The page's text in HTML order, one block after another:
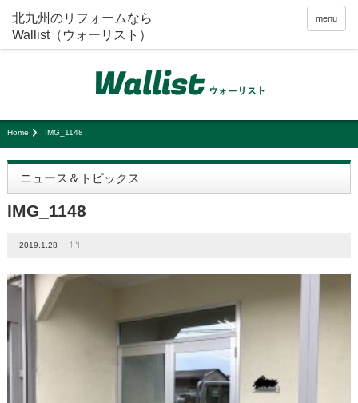
menu
Home IMG_1148
ニュース＆トピックス
IMG_1148
2019.1.28